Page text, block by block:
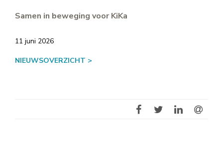
Samen in beweging voor KiKa
11 juni 2026
NIEUWSOVERZICHT >